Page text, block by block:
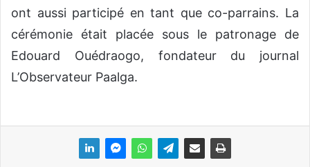
ont aussi participé en tant que co-parrains. La
cérémonie était placée sous le patronage de
Edouard Ouédraogo, fondateur du journal
L’Observateur Paalga.